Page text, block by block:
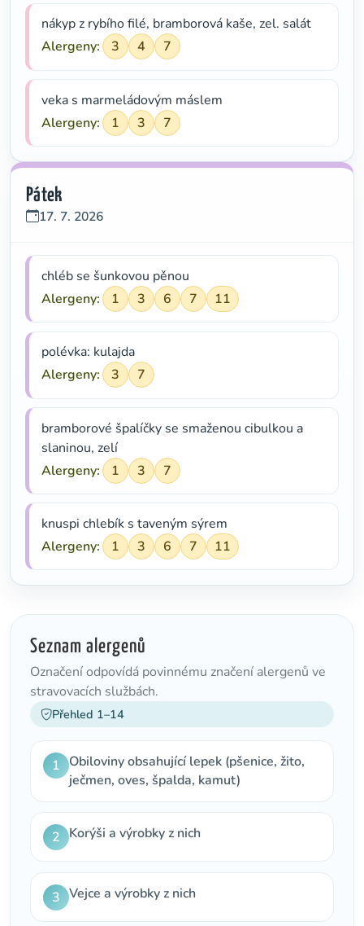
nákyp z rybího filé, bramborová kaše, zel. salát
Alergeny:
3 4 7
veka s marmeládovým máslem
Alergeny:
1 3 7
Pátek
17. 7. 2026
chléb se šunkovou pěnou
Alergeny:
1 3 6 7 11
polévka: kulajda
Alergeny:
3 7
bramborové špalíčky se smaženou cibulkou a
slaninou, zelí
Alergeny:
1 3 7
knuspi chlebík s taveným sýrem
Alergeny:
1 3 6 7 11
Seznam alergenů
Označení odpovídá povinnému značení alergenů ve
stravovacích službách.
Přehled 1–14
1 Obiloviny obsahující lepek (pšenice, žito,
ječmen, oves, špalda, kamut)
2 Korýši a výrobky z nich
3 Vejce a výrobky z nich